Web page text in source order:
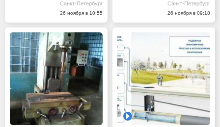
Санкт-Петербург
26 ноября в 10:55
Санкт-Петербург
26 ноября в 09:18
1